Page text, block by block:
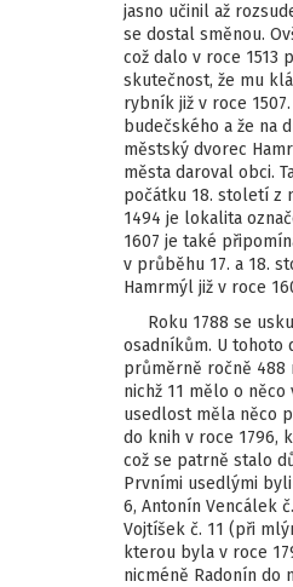
jasno učinil až
se dostal směnou.
což dalo v roce 1513
skutečnost, že mu
rybník již v roce
budečského a že na
městský dvorec
města daroval obci.
počátku 18. století z
1494 je lokalita
1607 je také
v průběhu 17. a 18.
Hamrmýl již v roce
Roku 1788 se
osadníkům. U tohoto
průměrně ročně 488
nichž 11 mělo o
usedlost měla něco
do knih v roce 1796,
což se patrně stalo
Prvními usedlými byli
6, Antonín Vencálek
Vojtíšek č. 11 (při
kterou byla v roce
nicméně Radonín